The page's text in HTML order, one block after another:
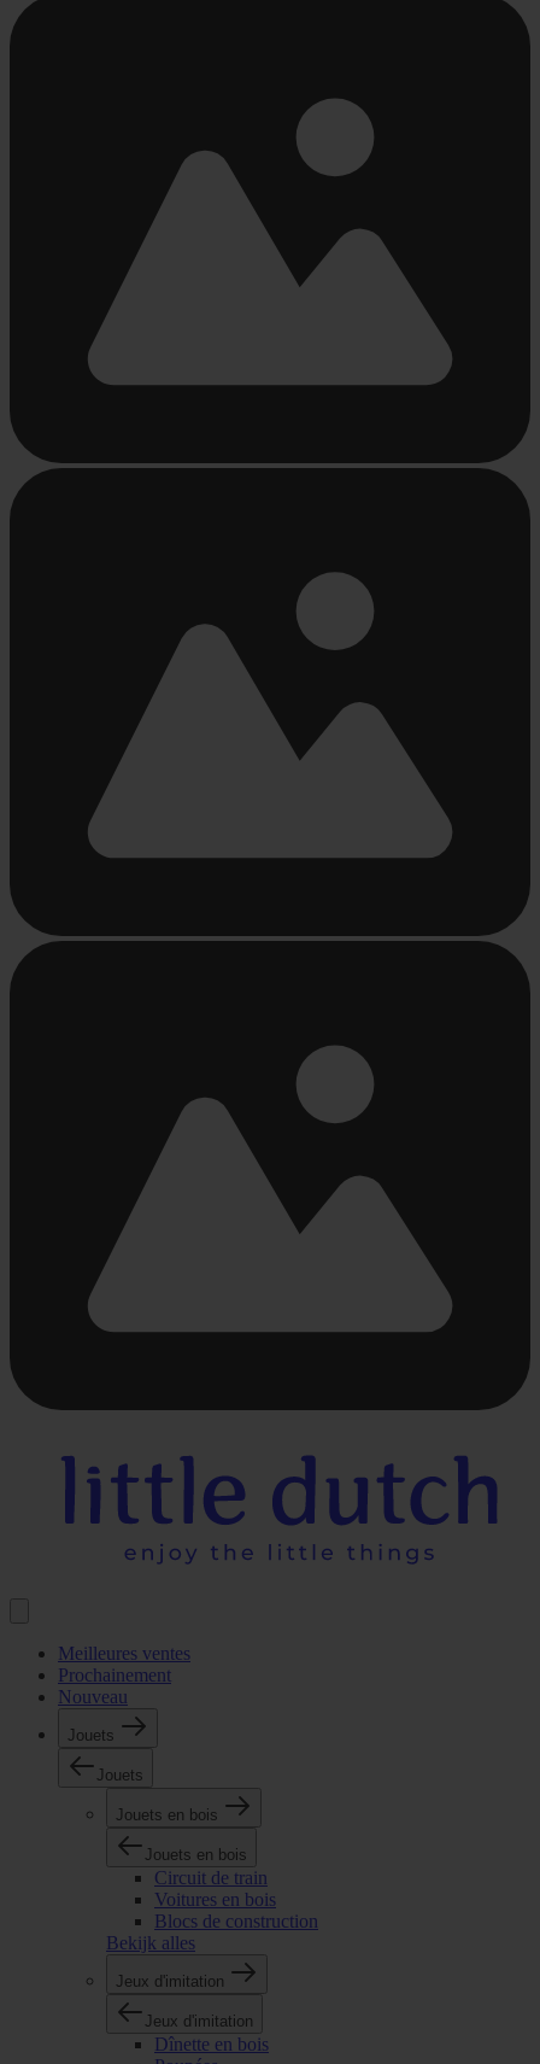
Chargement...
Chargement...
Meilleures ventes
Prochainement
Nouveau
Jouets
Jouets
Jouets en bois
Jouets en bois
Circuit de train
Voitures en bois
Blocs de construction
Bekijk alles
Jeux d'imitation
Jeux d'imitation
Dînette en bois